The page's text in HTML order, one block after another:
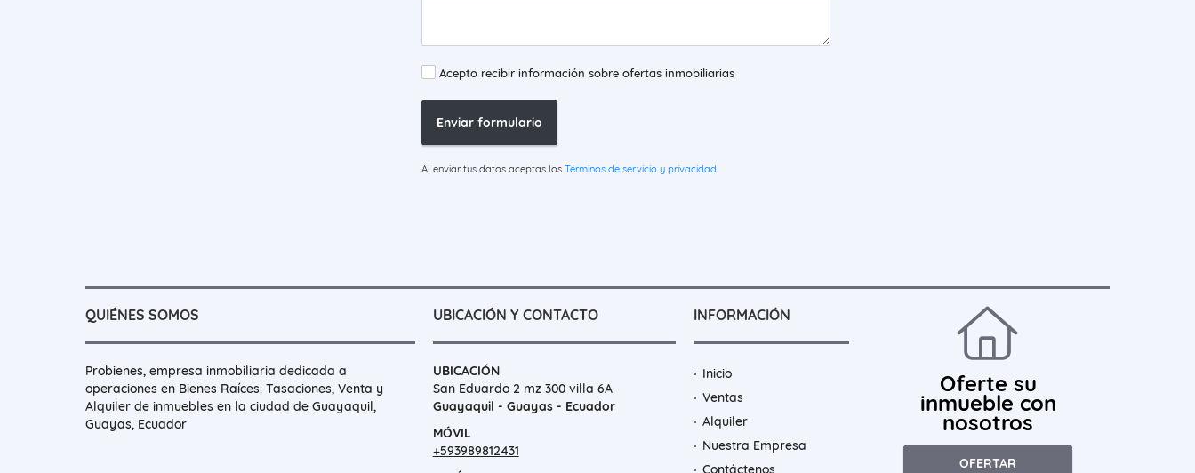
Acepto recibir información sobre ofertas inmobiliarias
Enviar formulario
Al enviar tus datos aceptas los Términos de servicio y privacidad
QUIÉNES SOMOS
Probienes, empresa inmobiliaria dedicada a
operaciones en Bienes Raíces. Tasaciones, Venta y
Alquiler de inmuebles en la ciudad de Guayaquil,
Guayas, Ecuador
UBICACIÓN Y CONTACTO
UBICACIÓN
San Eduardo 2 mz 300 villa 6A
Guayaquil - Guayas - Ecuador
MÓVIL
+593989812431
INFORMACIÓN
Inicio
Ventas
Alquiler
Nuestra Empresa
Contáctenos
Oferte su
inmueble con
nosotros
OFERTAR